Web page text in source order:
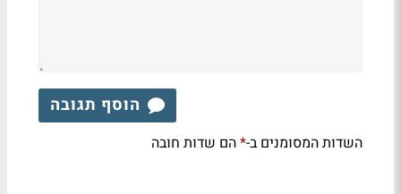
הוסף תגובה
השדות המסומנים ב-*הם שדות חובה